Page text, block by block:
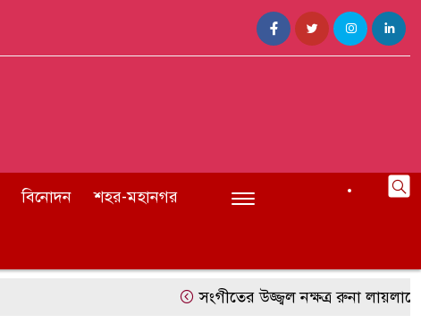
বিনোদন শহর-মহানগর
সংগীতের উজ্জ্বল নক্ষত্র রুনা লায়লাকে